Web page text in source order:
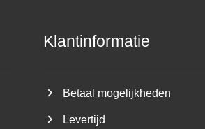
Klantinformatie
Betaal mogelijkheden
Levertijd